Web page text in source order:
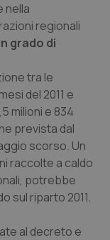
nella
regionali
grado di
tra le
del 2011 e
milioni e 834
prevista dal
scorso. Un
raccolte a caldo
potrebbe
sul riparto 2011.
al decreto e